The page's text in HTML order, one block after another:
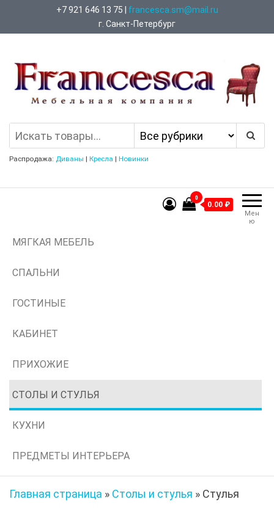
+7 921 646 13 75 | francesca.sm@mail.ru
г. Санкт-Петербург
Francesca Мебельная Компания
Распродажа: Диваны | Кресла | Новинки
Мен
ю
0
0.00 ₽
МЯГКАЯ МЕБЕЛЬ
СПАЛЬНИ
ГОСТИНЫЕ
КАБИНЕТ
ПРИХОЖИЕ
СТОЛЫ И СТУЛЬЯ
КУХНИ
ПРЕДМЕТЫ ИНТЕРЬЕРА
Главная страница » Столы и стулья » Стулья